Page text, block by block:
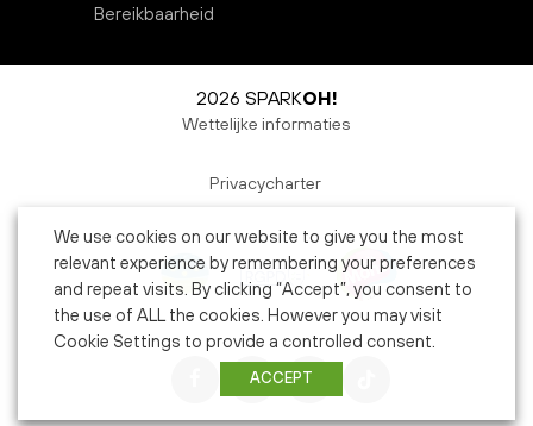
Bereikbaarheid
2026 SPARKOH!
Wettelijke informaties
Privacycharter
We use cookies on our website to give you the most
relevant experience by remembering your preferences
and repeat visits. By clicking “Accept”, you consent to
the use of ALL the cookies. However you may visit
Cookie Settings to provide a controlled consent.
ACCEPT